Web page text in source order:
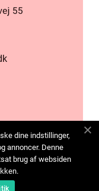
dine indstillinger,
annoncer. Denne
brug af websiden